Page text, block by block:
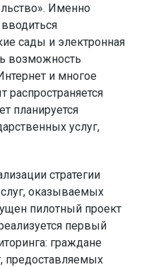
Именно
сады и электронная
возможность
и многое
распространяется
планируется
услуг,
стратегии
оказываемых
пилотный проект
первый
граждане
предоставляемых